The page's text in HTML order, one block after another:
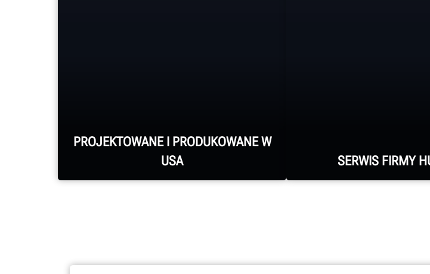
PROJEKTOWANE I PRODUKOWANE W
USA
Montaż każdego systemu i każdej
SERWIS FIRMY